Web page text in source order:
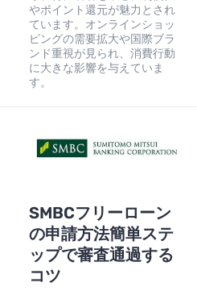
やポイント還元が魅力とされ
ています。オンラインショッ
ピングの需要拡大や国際ブラ
ンド重視が見られ、消費行動
に大きな影響を与えていま
す。
SMBCフリーローン
の申請方法簡単ステ
ップで審査通過する
コツ